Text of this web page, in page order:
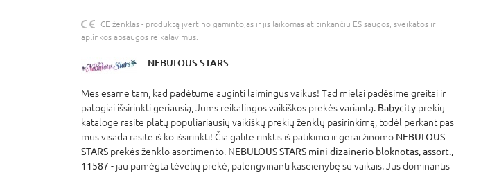
CE ženklas - produktą įvertino gamintojas ir jis laikomas atitinkančiu ES saugos, sveikatos ir
aplinkos apsaugos reikalavimus.
NEBULOUS STARS
Mes esame tam, kad padėtume auginti laimingus vaikus! Tad mielai padėsime greitai ir
patogiai išsirinkti geriausią, Jums reikalingos vaikiškos prekės variantą. Babycity prekių
kataloge rasite platų populiariausių vaikiškų prekių ženklų pasirinkimą, todėl perkant pas
mus visada rasite iš ko išsirinkti! Čia galite rinktis iš patikimo ir gerai žinomo NEBULOUS
STARS prekės ženklo asortimento. NEBULOUS STARS mini dizainerio bloknotas, assort.,
11587 - jau pamėgta tėvelių prekė, palengvinanti kasdienybę su vaikais. Jus dominantis